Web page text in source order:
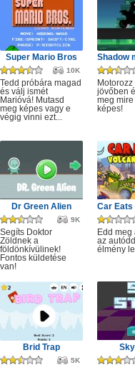
Super Mario Bros
10K
Tedd próbára magad
és válj ismét
Marióvá! Mutasd
meg képes vagy e
végig vinni ezt...
jövőben
meg
képes!
Dr Green Alien
9K
Segíts Doktor
Zöldnek a
földönkívülinek!
Fontos küldetése
van!
Edd meg
az
élmény
Brid Trap
5K